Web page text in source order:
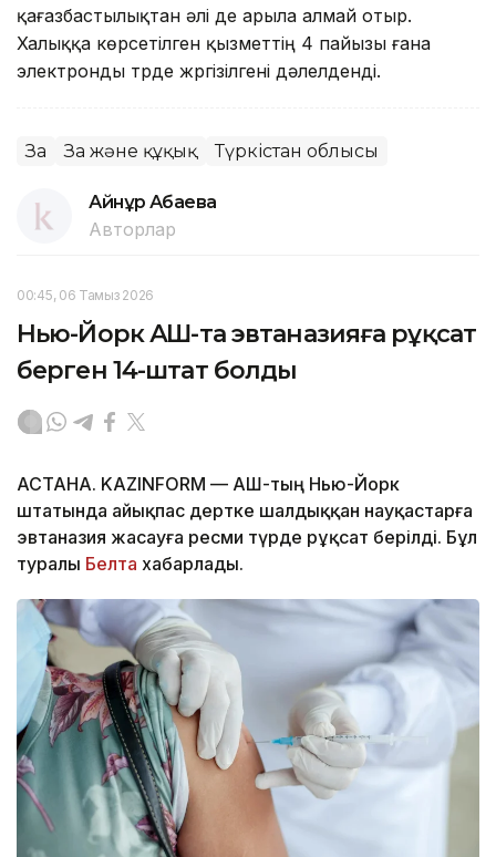
қағазбастылықтан әлі де арыла алмай отыр.
Халыққа көрсетілген қызметтің 4 пайызы ғана
электронды түрде жүргізілгені дәлелденді.
Заң Заң және құқық Түркістан облысы
Айнұр Ақбаева
Авторлар
00:45, 06 Тамыз 2026
Нью-Йорк АҚШ-та эвтаназияға рұқсат
берген 14-штат болды
АСТАНА. KAZINFORM — АҚШ-тың Нью-Йорк
штатында айықпас дертке шалдыққан науқастарға
эвтаназия жасауға ресми түрде рұқсат берілді. Бұл
туралы Белта хабарлады.